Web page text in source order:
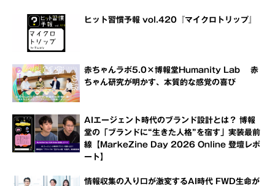
ヒット習慣予報 vol.420『マイクロトリップ』
赤ちゃんラボ5.0×博報堂Humanity Lab 赤
ちゃん研究が明かす、本質的な感覚の喜び
AIエージェント時代のブランド設計とは？ 博報
堂の「ブランドに“生きた人格”を宿す」実装最前
線【MarkeZine Day 2026 Online 登壇レポ
ート】
情報収集の入り口が激変するAI時代 FWD生命が